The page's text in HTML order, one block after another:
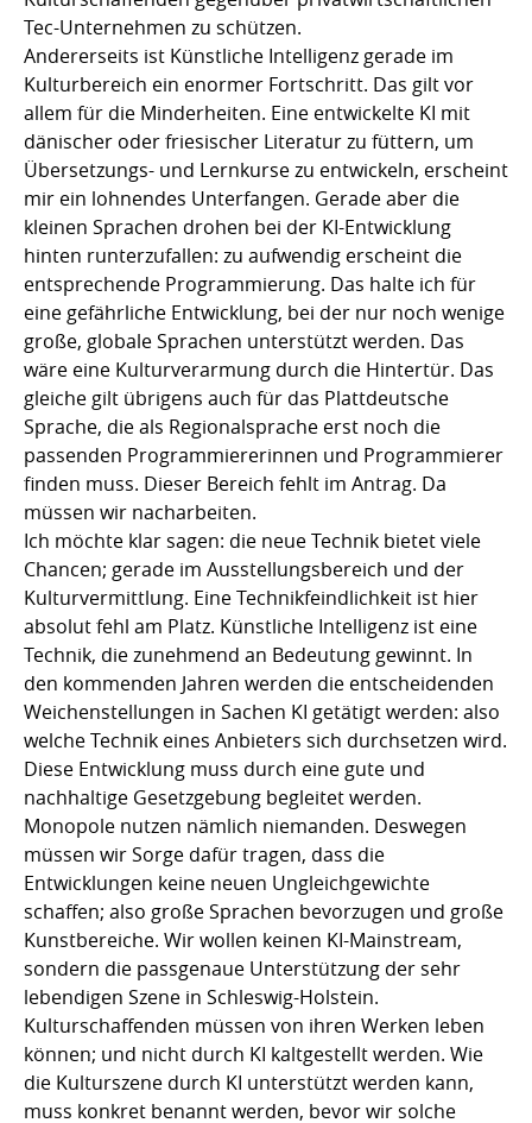
Tec-Unternehmen zu schützen.
Andererseits ist Künstliche Intelligenz gerade im
Kulturbereich ein enormer Fortschritt. Das gilt vor
allem für die Minderheiten. Eine entwickelte KI mit
dänischer oder friesischer Literatur zu füttern, um
Übersetzungs- und Lernkurse zu entwickeln, erscheint
mir ein lohnendes Unterfangen. Gerade aber die
kleinen Sprachen drohen bei der KI-Entwicklung
hinten runterzufallen: zu aufwendig erscheint die
entsprechende Programmierung. Das halte ich für
eine gefährliche Entwicklung, bei der nur noch wenige
große, globale Sprachen unterstützt werden. Das
wäre eine Kulturverarmung durch die Hintertür. Das
gleiche gilt übrigens auch für das Plattdeutsche
Sprache, die als Regionalsprache erst noch die
passenden Programmiererinnen und Programmierer
finden muss. Dieser Bereich fehlt im Antrag. Da
müssen wir nacharbeiten.
Ich möchte klar sagen: die neue Technik bietet viele
Chancen; gerade im Ausstellungsbereich und der
Kulturvermittlung. Eine Technikfeindlichkeit ist hier
absolut fehl am Platz. Künstliche Intelligenz ist eine
Technik, die zunehmend an Bedeutung gewinnt. In
den kommenden Jahren werden die entscheidenden
Weichenstellungen in Sachen KI getätigt werden: also
welche Technik eines Anbieters sich durchsetzen wird.
Diese Entwicklung muss durch eine gute und
nachhaltige Gesetzgebung begleitet werden.
Monopole nutzen nämlich niemanden. Deswegen
müssen wir Sorge dafür tragen, dass die
Entwicklungen keine neuen Ungleichgewichte
schaffen; also große Sprachen bevorzugen und große
Kunstbereiche. Wir wollen keinen KI-Mainstream,
sondern die passgenaue Unterstützung der sehr
lebendigen Szene in Schleswig-Holstein.
Kulturschaffenden müssen von ihren Werken leben
können; und nicht durch KI kaltgestellt werden. Wie
die Kulturszene durch KI unterstützt werden kann,
muss konkret benannt werden, bevor wir solche